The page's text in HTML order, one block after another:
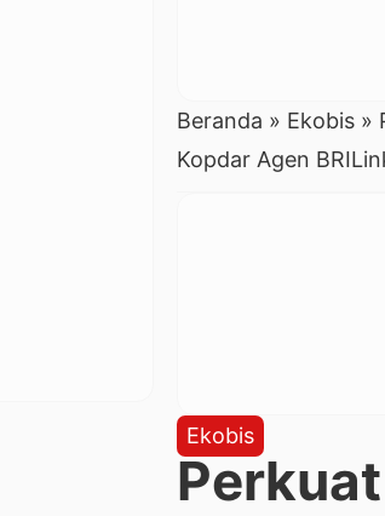
Beranda » Ekobis »
Kopdar Agen
Ekobis